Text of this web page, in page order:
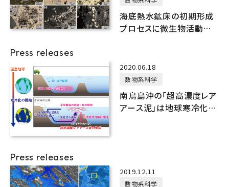
海底熱水鉱床の初期形成
プロセスに微生物活動が
Press releases
2020.06.18
数物系科学
南鳥島沖の「超高濃度レア
アース泥」は地球寒冷化で
Press releases
2019.12.11
数物系科学